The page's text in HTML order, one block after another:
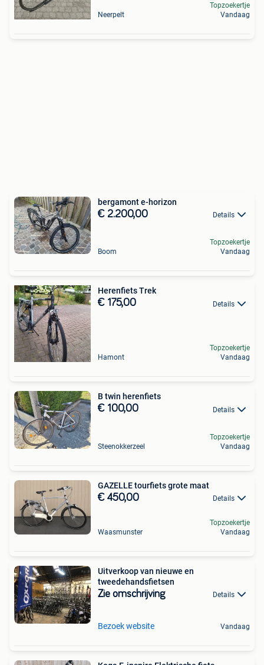
Neerpelt
Topzoekertje
Vandaag
bergamont e-horizon
€ 2.200,00 Details
Boom
Topzoekertje
Vandaag
Herenfiets Trek
€ 175,00 Details
Hamont
Topzoekertje
Vandaag
B twin herenfiets
€ 100,00 Details
Steenokkerzeel
Topzoekertje
Vandaag
GAZELLE tourfiets grote maat
€ 450,00 Details
Waasmunster
Topzoekertje
Vandaag
Uitverkoop van nieuwe en
tweedehandsfietsen
Zie omschrijving Details
Bezoek website Vandaag